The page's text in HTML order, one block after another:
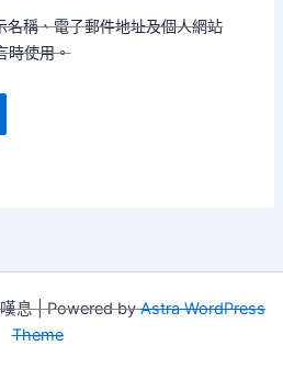
名稱、電子郵件地址及個人網站
時使用。
息 | Powered byAstra WordPress
Theme